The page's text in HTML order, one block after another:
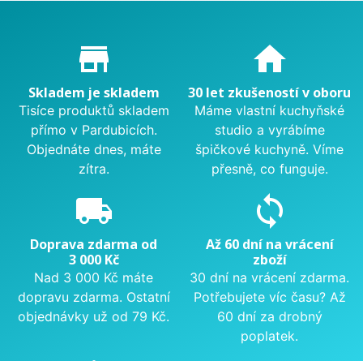
Proč nakupovat u nás?
store_mall_directory
Skladem je skladem
Tisíce produktů skladem
přímo v Pardubicích.
Objednáte dnes, máte
zítra.
home
30 let zkušeností v oboru
Máme vlastní kuchyňské
studio a vyrábíme
špičkové kuchyně. Víme
přesně, co funguje.
local_shipping
Doprava zdarma od
3 000 Kč
Nad 3 000 Kč máte
dopravu zdarma. Ostatní
objednávky už od 79 Kč.
sync
Až 60 dní na vrácení
zboží
30 dní na vrácení zdarma.
Potřebujete víc času? Až
60 dní za drobný
poplatek.